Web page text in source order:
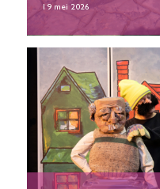
19 mei 2026